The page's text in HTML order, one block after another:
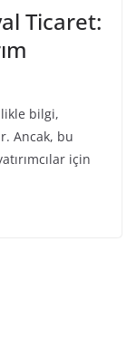
Ticaret:
bilgi,
Ancak, bu
için